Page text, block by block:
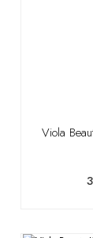
Viola